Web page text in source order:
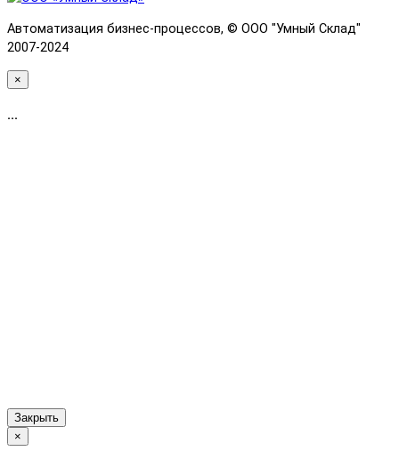
Автоматизация бизнес-процессов, © OOO "Умный Склад"
2007-2024
×
...
Закрыть
×